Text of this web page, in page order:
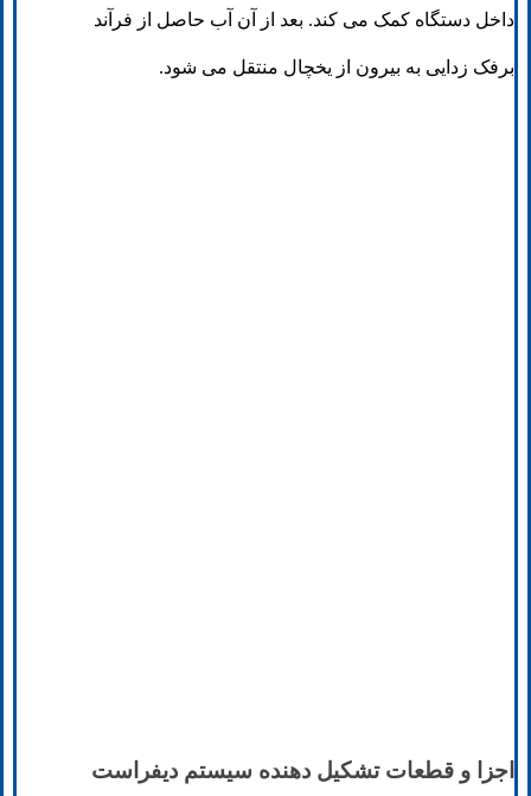
داخل دستگاه کمک می کند. بعد از آن آب حاصل از فرآند
برفک زدایی به بیرون از یخچال منتقل می شود.
اجزا و قطعات تشکیل ‌دهنده سیستم دیفراست